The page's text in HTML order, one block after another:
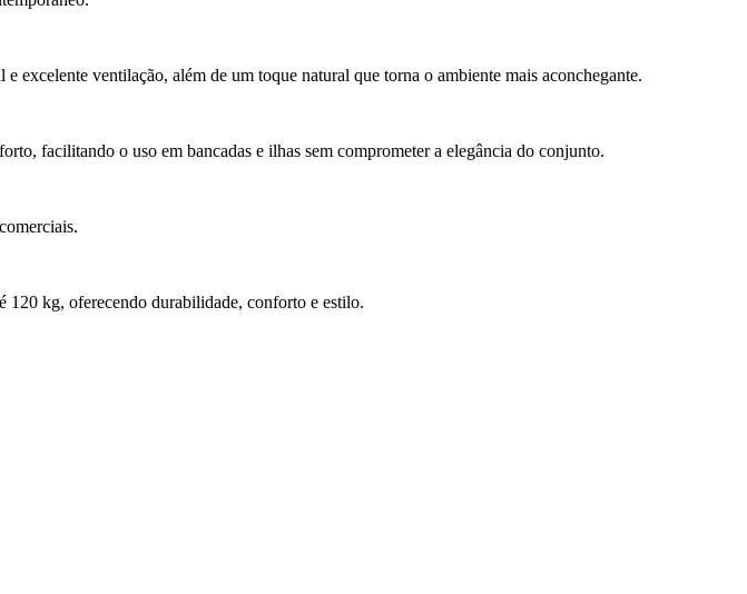
excelente ventilação, além de um toque natural que torna o ambiente mais aconchegante.
facilitando o uso em bancadas e ilhas sem comprometer a elegância do conjunto.
120 kg, oferecendo durabilidade, conforto e estilo.